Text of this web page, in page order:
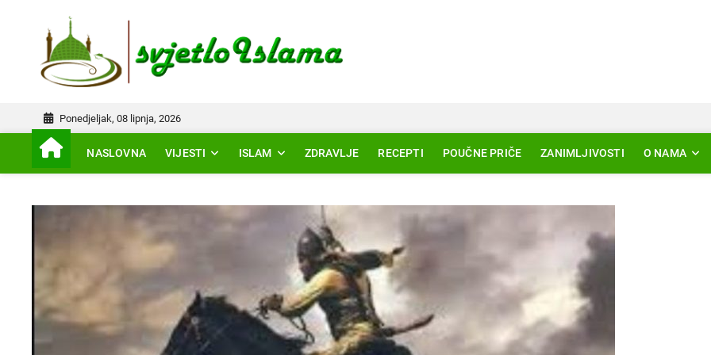
Ponedjeljak, 08 lipnja, 2026
NASLOVNA VIJESTI ISLAM ZDRAVLJE RECEPTI POUČNE PRIČE ZANIMLJIVOSTI O NAMA